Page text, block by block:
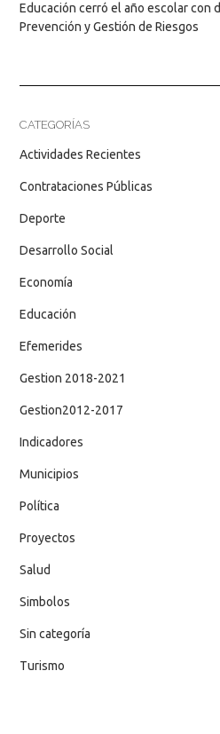
Educación cerró el año escolar con
Prevención y Gestión de Riesgos
CATEGORÍAS
Actividades Recientes
Contrataciones Públicas
Deporte
Desarrollo Social
Economía
Educación
Efemerides
Gestion 2018-2021
Gestion2012-2017
Indicadores
Municipios
Política
Proyectos
Salud
Simbolos
Sin categoría
Turismo